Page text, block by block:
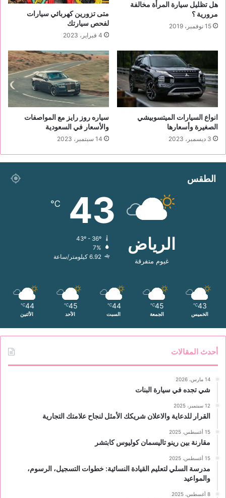
0
4
5
1
4
2
هل تظليل سيارة المرأة مخالفة
مرورية ؟
15 نوفمبر، 2019
متى تزورين كهربائي سيارات
لفحص سيارتك
4 فبراير، 2023
انواع السيارات الميتسوبيشي
الصغيرة وأسعارها
3 ديسمبر، 2023
سياره روز رايز مع المواصفات
والأسعار في السعودية
14 سبتمبر، 2023
الطقس
الرياض
غيوم متفرقة
43
℃
7%
6.92 كيلومتر/ساعة
43
℃
الخميس
45
℃
الجمعة
44
℃
السبت
45
℃
الأحد
44
℃
الأثنين
أحدث المقالات
14 مارس، 2026
شي تجده في سيارة البنات
12 سبتمبر، 2025
القرار للدعاية والاعلان شريكك الأمثل لنجاح علامتك التجارية
15 أغسطس، 2025
مقارنة بين رينو تاليسمان كوليوس كابتشر
15 أغسطس، 2025
مدرسة السلي لتعليم القيادة النسائية: خطوات التسجيل، الرسوم،
والمواعيد
8 أغسطس، 2025